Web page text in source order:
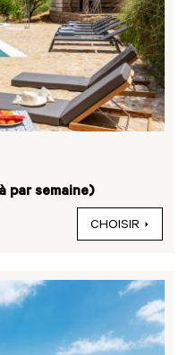
par semaine)
CHOISIR